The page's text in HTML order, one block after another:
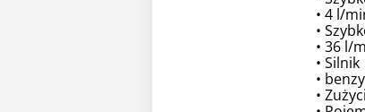
• 4 l/
•
• 36 l/
• Silnik
•
•